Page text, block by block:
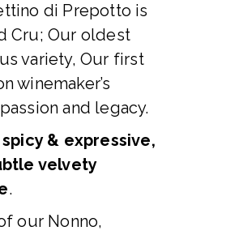
di Prepotto is
Cru; Our oldest
variety, Our first
winemaker’s
and legacy.
& expressive,
velvety
.
our Nonno,